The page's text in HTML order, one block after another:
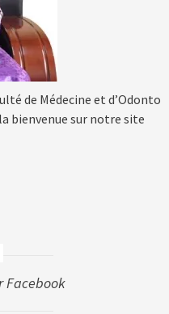
de Médecine et d’Odonto
bienvenue sur notre site
Facebook